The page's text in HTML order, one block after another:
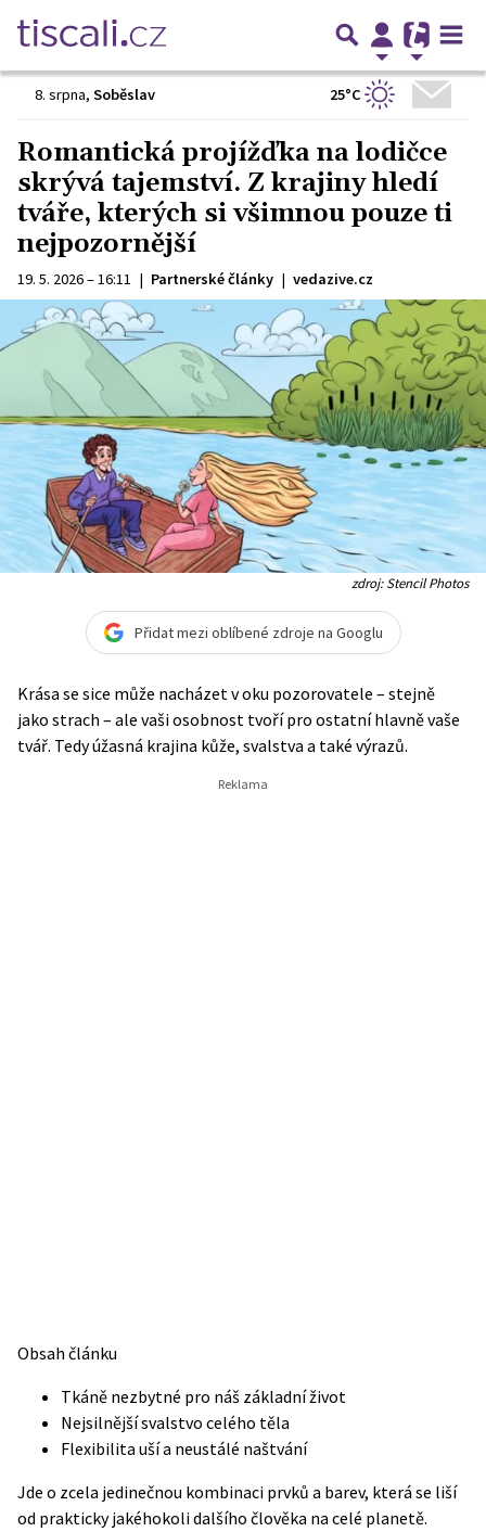
8. srpna, Soběslav 25°C
Romantická projížďka na lodičce
skrývá tajemství. Z krajiny hledí
tváře, kterých si všimnou pouze ti
nejpozornější
19. 5. 2026 – 16:11 | Partnerské články | vedazive.cz
zdroj: Stencil Photos
Přidat mezi oblíbené zdroje na Googlu
Krása se sice může nacházet v oku pozorovatele – stejně
jako strach – ale vaši osobnost tvoří pro ostatní hlavně vaše
tvář. Tedy úžasná krajina kůže, svalstva a také výrazů.
Obsah článku
Tkáně nezbytné pro náš základní život
Nejsilnější svalstvo celého těla
Flexibilita uší a neustálé naštvání
Jde o zcela jedinečnou kombinaci prvků a barev, která se liší
od prakticky jakéhokoli dalšího člověka na celé planetě.